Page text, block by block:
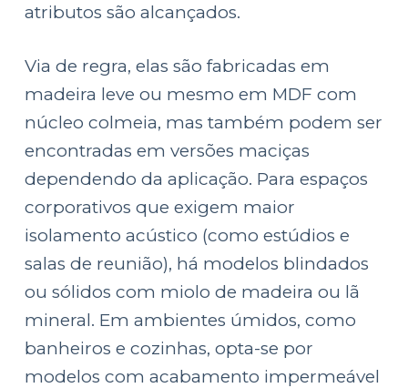
atributos são alcançados.
Via de regra, elas são fabricadas em
madeira leve ou mesmo em MDF com
núcleo colmeia, mas também podem ser
encontradas em versões maciças
dependendo da aplicação. Para espaços
corporativos que exigem maior
isolamento acústico (como estúdios e
salas de reunião), há modelos blindados
ou sólidos com miolo de madeira ou lã
mineral. Em ambientes úmidos, como
banheiros e cozinhas, opta-se por
modelos com acabamento impermeável